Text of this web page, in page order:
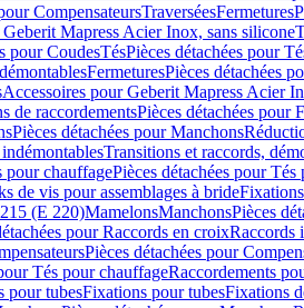
CompensateursTraverséesFermetures
Geberit Mapress Acier Inox, sans silicone
pour CoudesTésPièces détachées pour
FermeturesPièces détachées
Accessoires pour Geberit Mapress Acier
de raccordementsPièces détachées pour
Pièces détachées pour Manchons
Transitions et raccords,
pour chauffagePièces détachées pour
de vis pour assemblages à bride
(E 220)MamelonsManchonsPièces
pour Raccords en croixRaccords
Pièces détachées pour
Tés pour chauffageRaccordements
pour tubesFixations pour tubesFixations